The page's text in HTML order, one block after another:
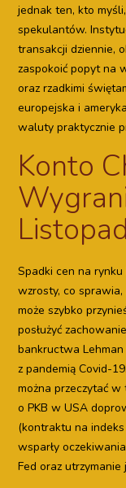
jednak ten, kto
spekulantów.
transakcji dziennie,
zaspokoić popyt na
oraz rzadkimi
europejska i
waluty praktycznie
Konto
Spadki cen na
wzrosty, co
może szybko
posłużyć
bankructwa
z pandemią Covid-
można przeczytać
o PKB w USA
(kontraktu na
wsparły
Fed oraz utrzymanie